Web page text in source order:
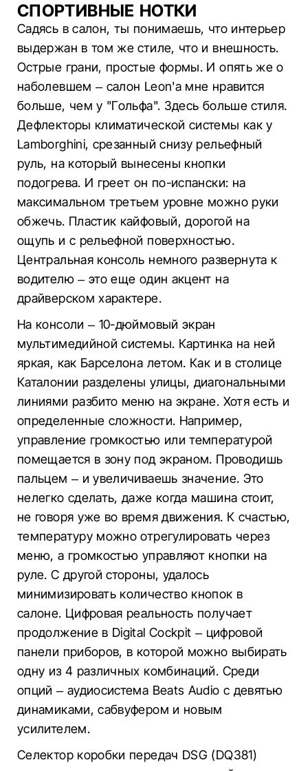
СПОРТИВНЫЕ НОТКИ
Садясь в салон, ты понимаешь, что интерьер
выдержан в том же стиле, что и внешность.
Острые грани, простые формы. И опять же о
наболевшем – салон Leon'а мне нравится
больше, чем у "Гольфа". Здесь больше стиля.
Дефлекторы климатической системы как у
Lamborghini, срезанный снизу рельефный
руль, на который вынесены кнопки
подогрева. И греет он по-испански: на
максимальном третьем уровне можно руки
обжечь. Пластик кайфовый, дорогой на
ощупь и с рельефной поверхностью.
Центральная консоль немного развернута к
водителю – это еще один акцент на
драйверском характере.
На консоли – 10-дюймовый экран
мультимедийной системы. Картинка на ней
яркая, как Барселона летом. Как и в столице
Каталонии разделены улицы, диагональными
линиями разбито меню на экране. Хотя есть и
определенные сложности. Например,
управление громкостью или температурой
помещается в зону под экраном. Проводишь
пальцем – и увеличиваешь значение. Это
нелегко сделать, даже когда машина стоит,
не говоря уже во время движения. К счастью,
температуру можно отрегулировать через
меню, а громкостью управляют кнопки на
руле. С другой стороны, удалось
минимизировать количество кнопок в
салоне. Цифровая реальность получает
продолжение в Digital Cockpit – цифровой
панели приборов, в которой можно выбирать
одну из 4 различных комбинаций. Среди
опций – аудиосистема Beats Audio с девятью
динамиками, сабвуфером и новым
усилителем.
Селектор коробки передач DSG (DQ381)